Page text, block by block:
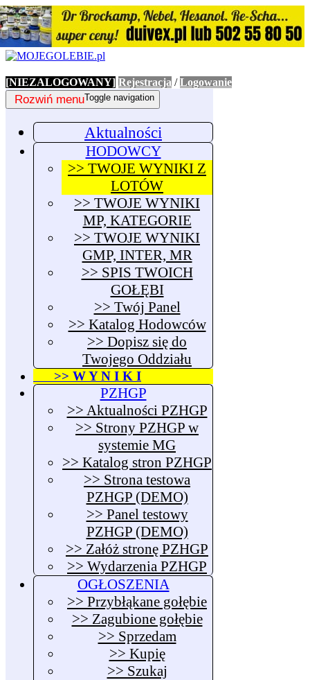
[NIEZALOGOWANY] Rejestracja /Logowanie
Toggle navigation
Rozwiń menu
Aktualności
HODOWCY
>> TWOJE WYNIKI Z
LOTÓW
>> TWOJE WYNIKI
MP, KATEGORIE
>> TWOJE WYNIKI
GMP, INTER, MR
>> SPIS TWOICH
GOŁĘBI
>> Twój Panel
>> Katalog Hodowców
>> Dopisz się do
Twojego Oddziału
>> W Y N I K I
PZHGP
>> Aktualności PZHGP
>> Strony PZHGP w
systemie MG
>> Katalog stron PZHGP
>> Strona testowa
PZHGP (DEMO)
>> Panel testowy
PZHGP (DEMO)
>> Załóż stronę PZHGP
>> Wydarzenia PZHGP
OGŁOSZENIA
>> Przybłąkane gołębie
>> Zagubione gołębie
>> Sprzedam
>> Kupię
>> Szukaj